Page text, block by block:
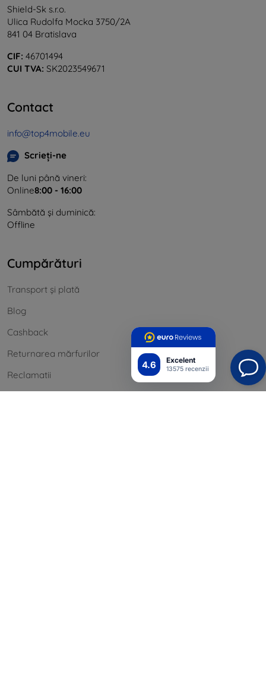
4.6 Excelent
13575 recenzii
Shield-Sk s.r.o.
Ulica Rudolfa Mocka 3750/2A
841 04 Bratislava
CIF: 46701494
CUI TVA: SK2023549671
Contact
info@top4mobile.eu
Scrieți-ne
De luni până vineri:
Online8:00 - 16:00
Sâmbătă și duminică:
Offline
Cumpărături
Transport și plată
Blog
Cashback
Returnarea mărfurilor
Reclamatii